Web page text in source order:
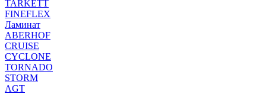
TARKETT
FINEFLEX
Ламинат
ABERHOF
CRUISE
CYCLONE
TORNADO
STORM
AGT